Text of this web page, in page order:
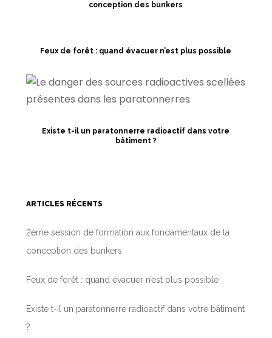
conception des bunkers
Feux de forêt : quand évacuer n’est plus possible
Existe t-il un paratonnerre radioactif dans votre
bâtiment ?
ARTICLES RÉCENTS
2ème session de formation aux fondamentaux de la
conception des bunkers
Feux de forêt : quand évacuer n’est plus possible
Existe t-il un paratonnerre radioactif dans votre bâtiment
?